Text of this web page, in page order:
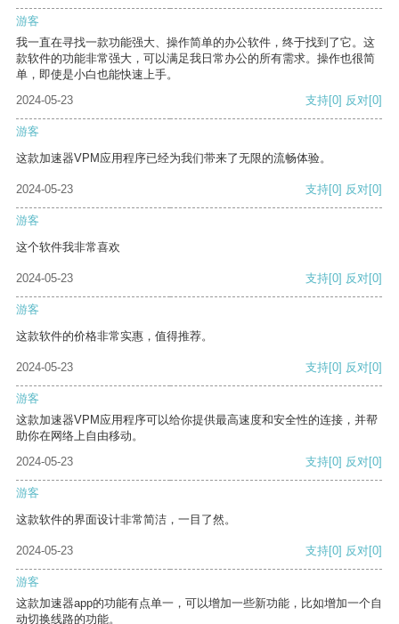
游客
我一直在寻找一款功能强大、操作简单的办公软件，终于找到了它。这
款软件的功能非常强大，可以满足我日常办公的所有需求。操作也很简
单，即使是小白也能快速上手。
2024-05-23
支持[0] 反对[0]
游客
这款加速器VPM应用程序已经为我们带来了无限的流畅体验。
2024-05-23 支持[0] 反对[0]
游客
这个软件我非常喜欢
2024-05-23 支持[0] 反对[0]
游客
这款软件的价格非常实惠，值得推荐。
2024-05-23 支持[0] 反对[0]
游客
这款加速器VPM应用程序可以给你提供最高速度和安全性的连接，并帮
助你在网络上自由移动。
2024-05-23
支持[0] 反对[0]
游客
这款软件的界面设计非常简洁，一目了然。
2024-05-23 支持[0] 反对[0]
游客
这款加速器app的功能有点单一，可以增加一些新功能，比如增加一个自
动切换线路的功能。